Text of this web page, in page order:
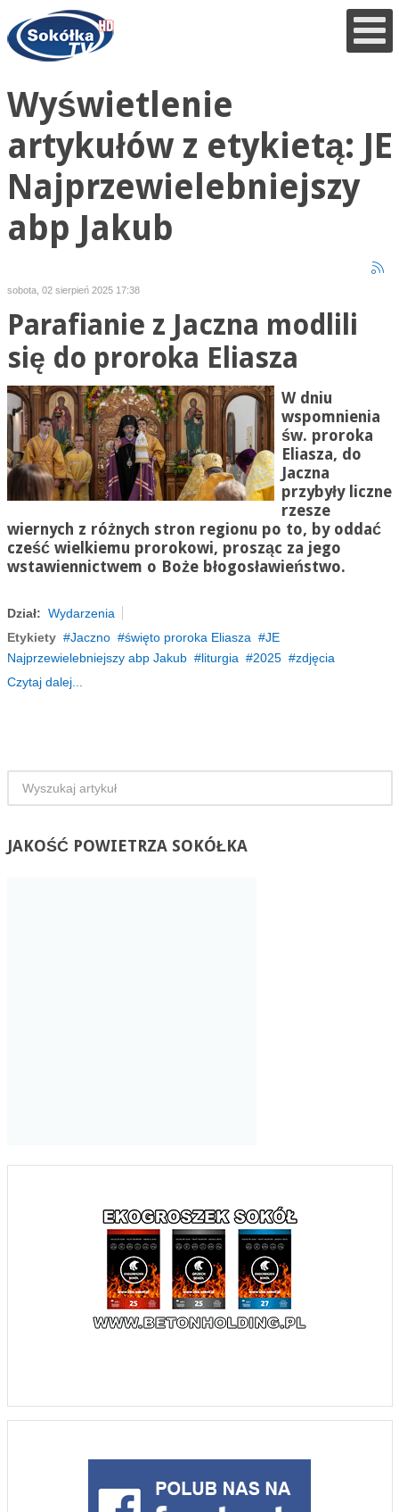
Wyświetlenie
artykułów z etykietą: JE
Najprzewielebniejszy
abp Jakub
sobota, 02 sierpień 2025 17:38
Parafianie z Jaczna modlili
się do proroka Eliasza
W dniu
wspomnienia
św. proroka
Eliasza, do
Jaczna
przybyły liczne
rzesze
wiernych z różnych stron regionu po to, by oddać
cześć wielkiemu prorokowi, prosząc za jego
wstawiennictwem o Boże błogosławieństwo.
Dział: Wydarzenia
Etykiety
Jaczno święto proroka Eliasza
JE
Najprzewielebniejszy abp Jakub
liturgia 2025
zdjęcia
Czytaj dalej...
JAKOŚĆPOWIETRZA SOKÓŁKA